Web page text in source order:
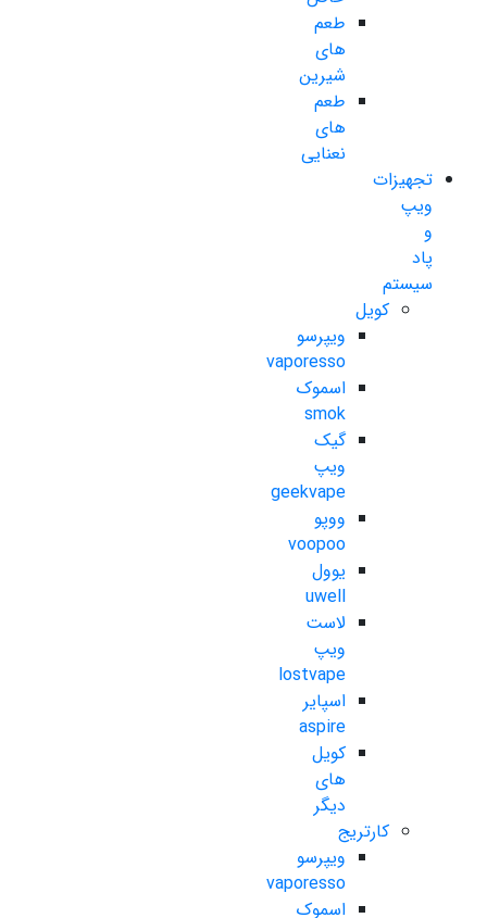
طعم
های
شیرین
طعم
های
نعنایی
تجهیزات
ویپ
و
پاد
سیستم
کویل
ویپرسو
vaporesso
اسموک
smok
گیک
ویپ
geekvape
ووپو
voopoo
یوول
uwell
لاست
ویپ
lostvape
اسپایر
aspire
کویل
های
دیگر
کارتریج
ویپرسو
vaporesso
اسموک